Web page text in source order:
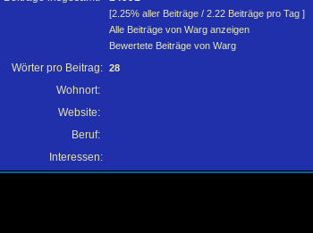
[2.25% aller Beiträge / 2.22 Beiträge pro Tag ]
Alle Beiträge von Warg anzeigen
Bewertete Beiträge von Warg
Wörter pro Beitrag: 28
Wohnort:
Website:
Beruf:
Interessen: